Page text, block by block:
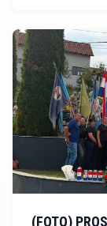
primjer
(FOTO)